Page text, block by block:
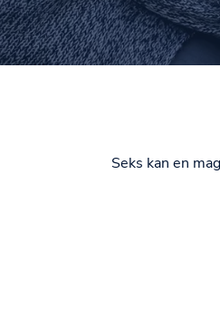
Seks kan en